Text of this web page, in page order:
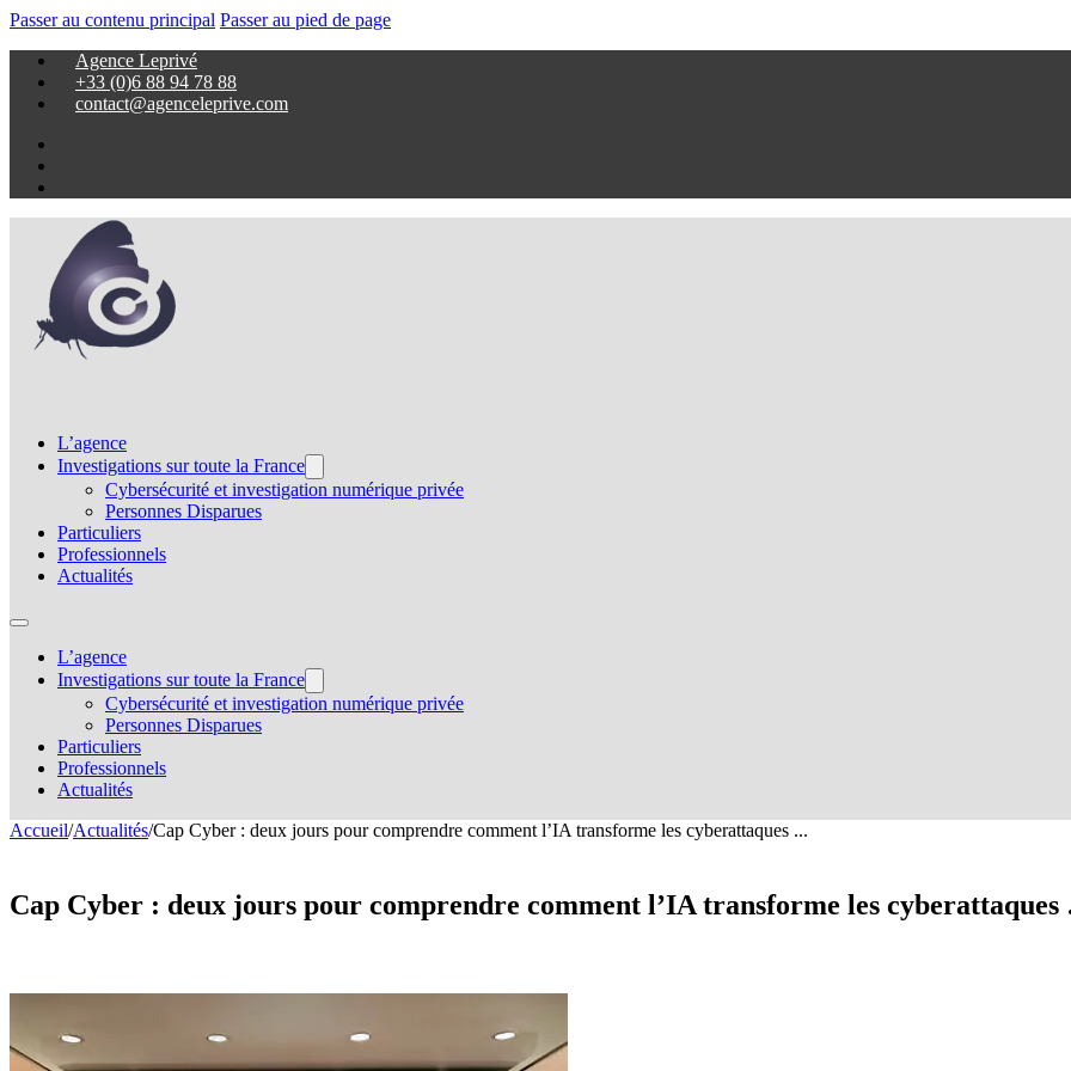
Passer au contenu principal Passer au pied de page
Agence Leprivé
+33 (0)6 88 94 78 88
contact@agenceleprive.com
L’agence
Investigations sur toute la France
Cybersécurité et investigation numérique privée
Personnes Disparues
Particuliers
Professionnels
Actualités
L’agence
Investigations sur toute la France
Cybersécurité et investigation numérique privée
Personnes Disparues
Particuliers
Professionnels
Actualités
Accueil/Actualités/Cap Cyber : deux jours pour comprendre comment l’IA transforme les cyberattaques ...
Cap Cyber : deux jours pour comprendre comment l’IA transforme les